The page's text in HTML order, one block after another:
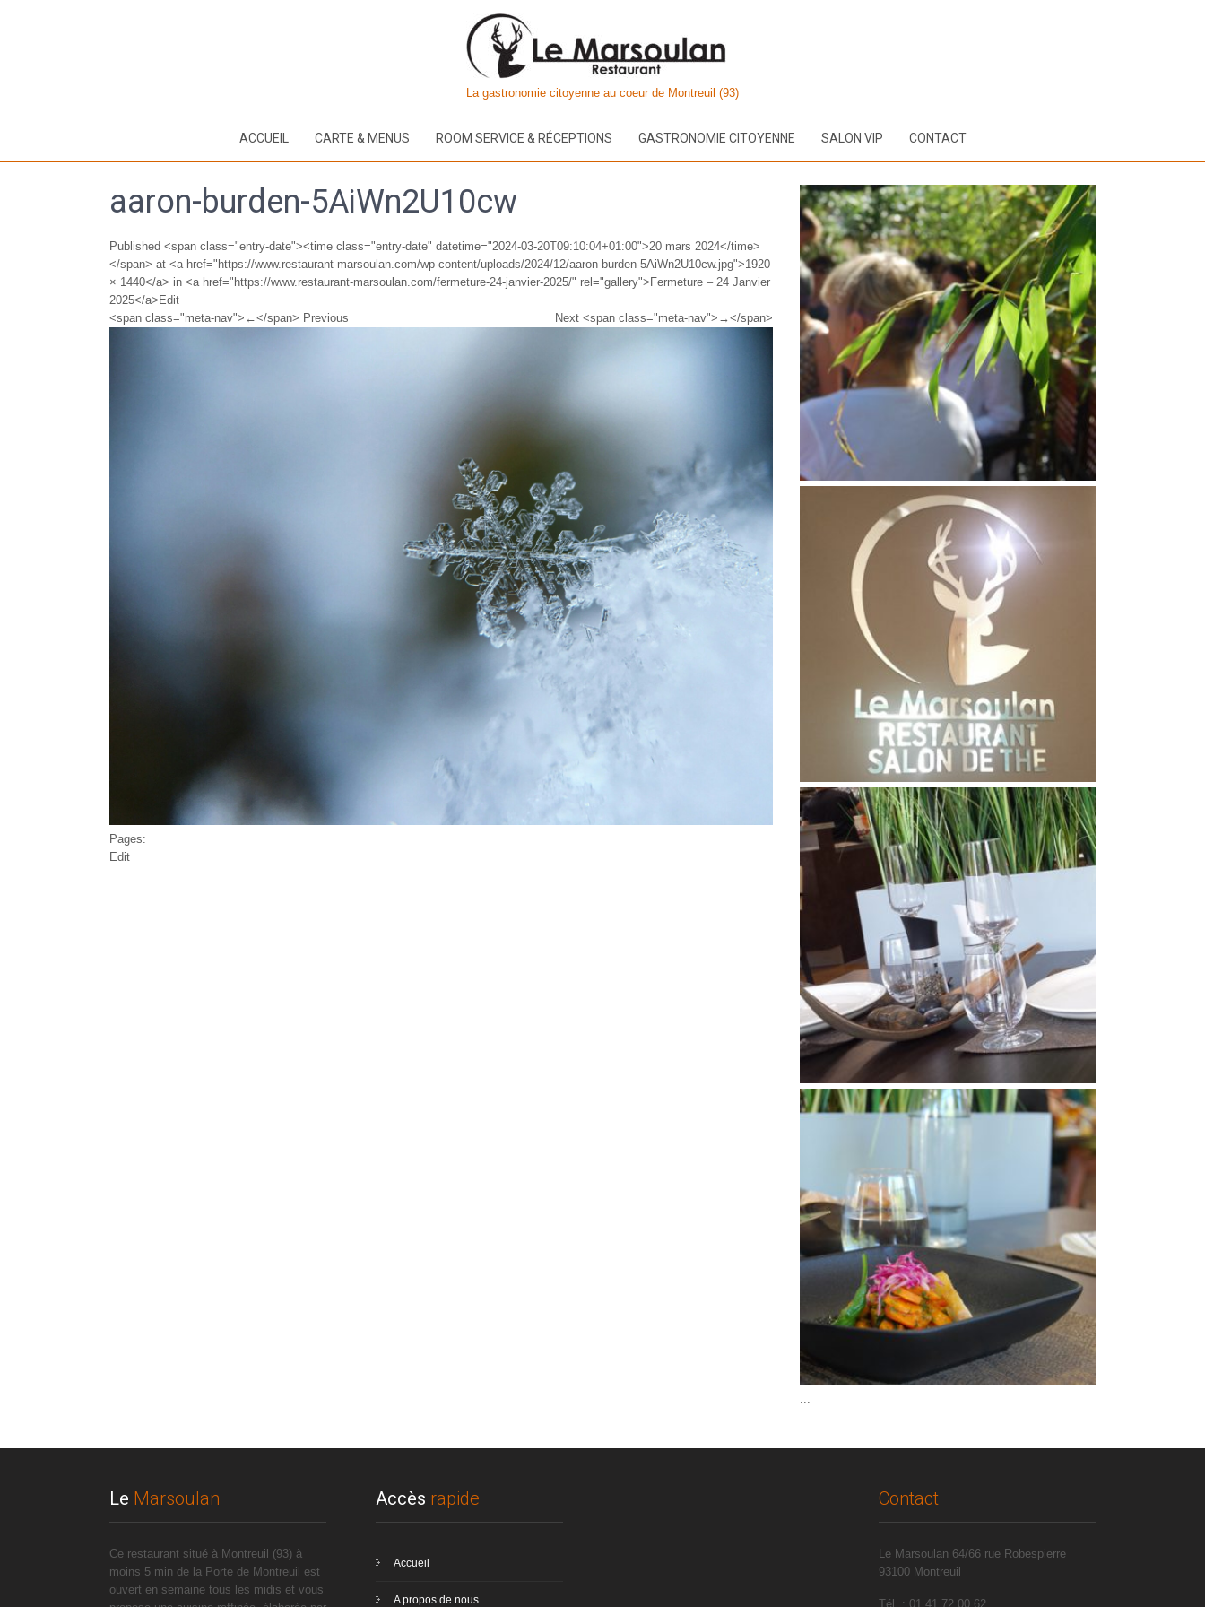
La gastronomie citoyenne au coeur de Montreuil (93)
ACCUEIL CARTE & MENUS ROOM SERVICE & RÉCEPTIONS GASTRONOMIE CITOYENNE SALON VIP CONTACT
aaron-burden-5AiWn2U10cw
Published <span class="entry-date"><time class="entry-date" datetime="2024-03-20T09:10:04+01:00">20 mars 2024</time>
</span> at <a href="https://www.restaurant-marsoulan.com/wp-content/uploads/2024/12/aaron-burden-5AiWn2U10cw.jpg">1920
× 1440</a> in <a href="https://www.restaurant-marsoulan.com/fermeture-24-janvier-2025/" rel="gallery">Fermeture – 24 Janvier
2025</a>Edit
<span class="meta-nav">←</span> Previous
Next <span class="meta-nav">→</span>
Pages:
Edit
...
Le Marsoulan
Ce restaurant situé à Montreuil (93) à
moins 5 min de la Porte de Montreuil est
ouvert en semaine tous les midis et vous
Accès rapide
Accueil
A propos de nous
Contact
Le Marsoulan 64/66 rue Robespierre
93100 Montreuil
Tél. : 01.41.72.00.62